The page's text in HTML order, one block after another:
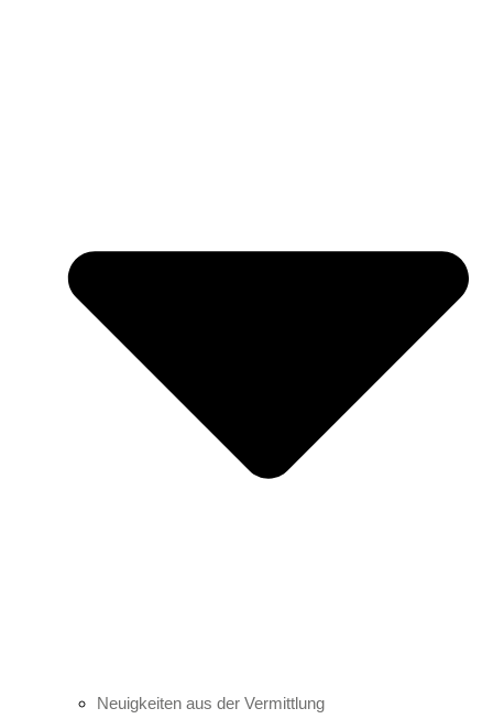
Neuigkeiten aus der Vermittlung